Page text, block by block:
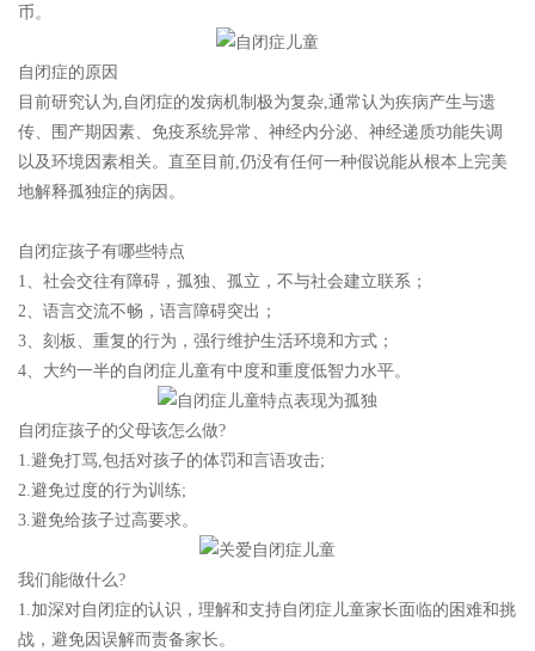
币。
自闭症的原因
目前研究认为,自闭症的发病机制极为复杂,通常认为疾病产生与遗
传、围产期因素、免疫系统异常、神经内分泌、神经递质功能失调
以及环境因素相关。直至目前,仍没有任何一种假说能从根本上完美
地解释孤独症的病因。
自闭症孩子有哪些特点
1、社会交往有障碍，孤独、孤立，不与社会建立联系；
2、语言交流不畅，语言障碍突出；
3、刻板、重复的行为，强行维护生活环境和方式；
4、大约一半的自闭症儿童有中度和重度低智力水平。
自闭症孩子的父母该怎么做?
1.避免打骂,包括对孩子的体罚和言语攻击;
2.避免过度的行为训练;
3.避免给孩子过高要求。
我们能做什么?
1.加深对自闭症的认识，理解和支持自闭症儿童家长面临的困难和挑
战，避免因误解而责备家长。